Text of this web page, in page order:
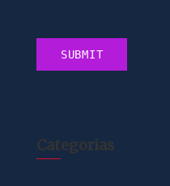
Categorias